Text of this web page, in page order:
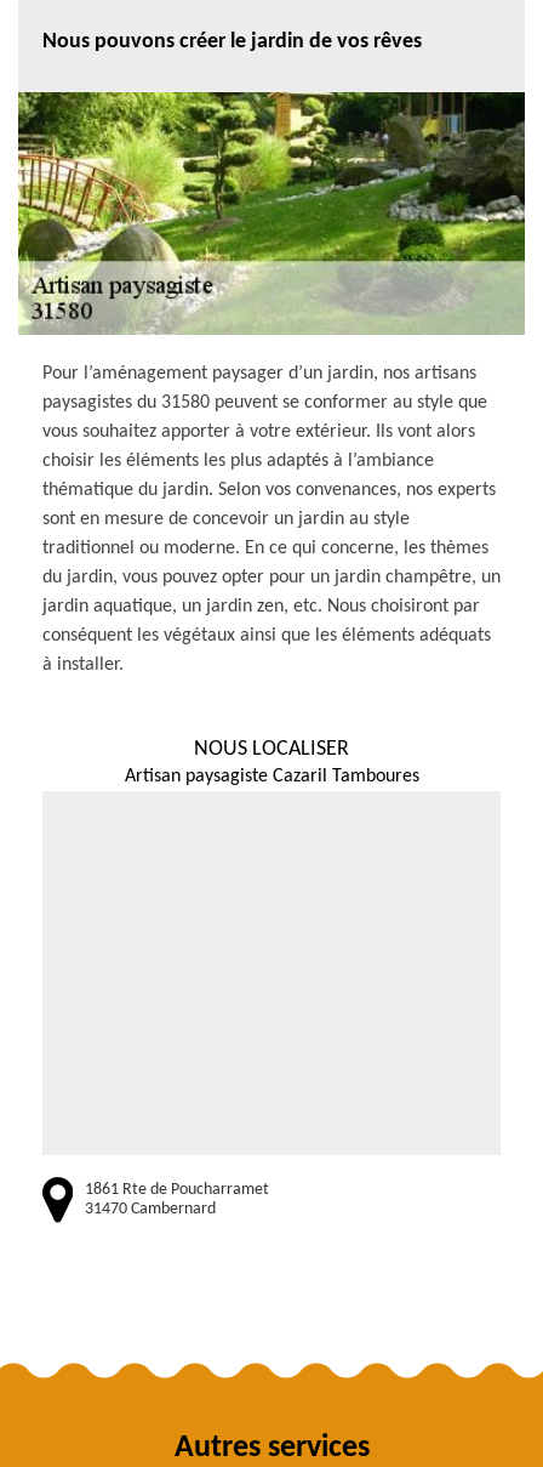
Nous pouvons créer le jardin de vos rêves
Pour l’aménagement paysager d’un jardin, nos artisans
paysagistes du 31580 peuvent se conformer au style que
vous souhaitez apporter à votre extérieur. Ils vont alors
choisir les éléments les plus adaptés à l’ambiance
thématique du jardin. Selon vos convenances, nos experts
sont en mesure de concevoir un jardin au style
traditionnel ou moderne. En ce qui concerne, les thèmes
du jardin, vous pouvez opter pour un jardin champêtre, un
jardin aquatique, un jardin zen, etc. Nous choisiront par
conséquent les végétaux ainsi que les éléments adéquats
à installer.
NOUS LOCALISER
Artisan paysagiste Cazaril Tamboures
1861 Rte de Poucharramet
31470 Cambernard
Autres services